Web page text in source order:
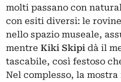
molti passano con
con esiti diversi: le
nello spazio museale,
mentre Kiki Skipi dà il
tascabile, così festoso
Nel complesso, la